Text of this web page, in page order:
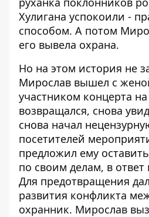
Хулигана успокоили -
способом. А потом
его вывела охрана.
Но на этом история не
Мирослав вышел с
участником концерта на
возвращался, снова
снова начал
посетителей
предложил ему
по своим делам, в ответ
Для предотвращения
развития конфликта
охранник. Мирослав